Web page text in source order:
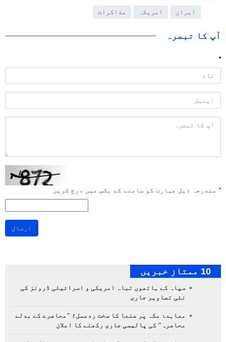
ایران امریکہ مذاکرات
آپ کا تبصرہ
* مندرجہ ذیل عبارت کو سامنے کے بکس میں درج کریں
ارسال
10 ممتاز خبریں
سپاہ کے ہاتھوں تباہ امریکی و اسرائیلی ڈرونز کی
نئی تصاویر جاری
معاہدۂ مکہ پر صنعا کا سخت ردعمل؛ "محاصرے کے بدلے
محاصرہ" کی پالیسی جاری رکھنے کا اعلان